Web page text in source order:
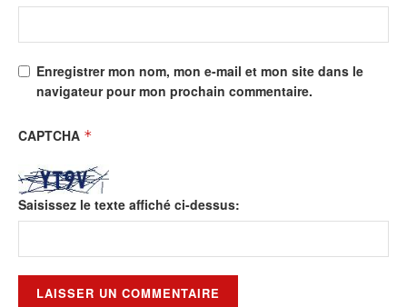
Enregistrer mon nom, mon e-mail et mon site dans le
navigateur pour mon prochain commentaire.
CAPTCHA *
Saisissez le texte affiché ci-dessus: